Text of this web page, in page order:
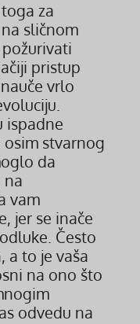
za
sličnom
pristup
vrlo
ispadne
stvarnog
da
na
vam
jer se inače
Često
a to je vaša
na ono što
odvedu na